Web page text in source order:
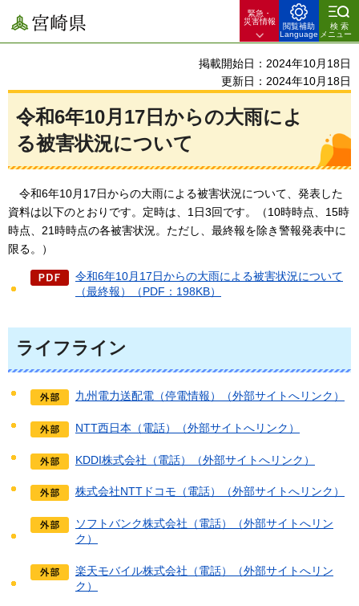
宮崎県
緊急・
災害情報
閲覧補助
Language
検索
メニュー
掲載開始日：2024年10月18日
更新日：2024年10月18日
令和6年10月17日からの大雨によ
る被害状況について
令和6年10月17日からの大雨による被害状況について、発表した
資料は以下のとおりです。定時は、1日3回です。（10時時点、15時
時点、21時時点の各被害状況。ただし、最終報を除き警報発表中に
限る。）
令和6年10月17日からの大雨による被害状況について
（最終報）（PDF：198KB）
ライフライン
九州電力送配電（停電情報）（外部サイトへリンク）
NTT西日本（電話）（外部サイトへリンク）
KDDI株式会社（電話）（外部サイトへリンク）
株式会社NTTドコモ（電話）（外部サイトへリンク）
ソフトバンク株式会社（電話）（外部サイトへリン
ク）
楽天モバイル株式会社（電話）（外部サイトへリン
ク）